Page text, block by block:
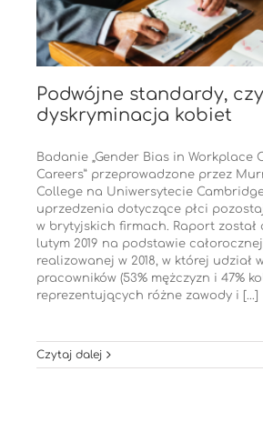
Podwójne standardy,
dyskryminacja kobiet
Badanie „Gender Bias in Workplace
Careers” przeprowadzone przez
College na Uniwersytecie
uprzedzenia dotyczące płci
w brytyjskich firmach. Raport został
lutym 2019 na podstawie
realizowanej w 2018, w której udział
pracowników (53% mężczyzn i 47%
reprezentujących różne zawody i [...]
Czytaj dalej